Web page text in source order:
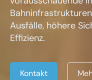
Ausfälle, höhere
Effizienz.
Kontakt